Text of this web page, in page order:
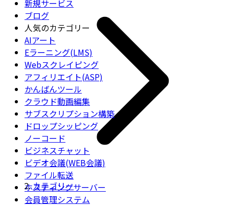
新規サービス
ブログ
人気のカテゴリー
AIアート
Eラーニング(LMS)
Webスクレイピング
アフィリエイト(ASP)
かんばんツール
クラウド動画編集
サブスクリプション構築
ドロップシッピング
ノーコード
ビジネスチャット
ビデオ会議(WEB会議)
ファイル転送
ホスティングサーバー
会員管理システム
カテゴリー